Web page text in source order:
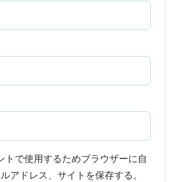
トで使用するためブラウザーに自
アドレス、サイトを保存する。